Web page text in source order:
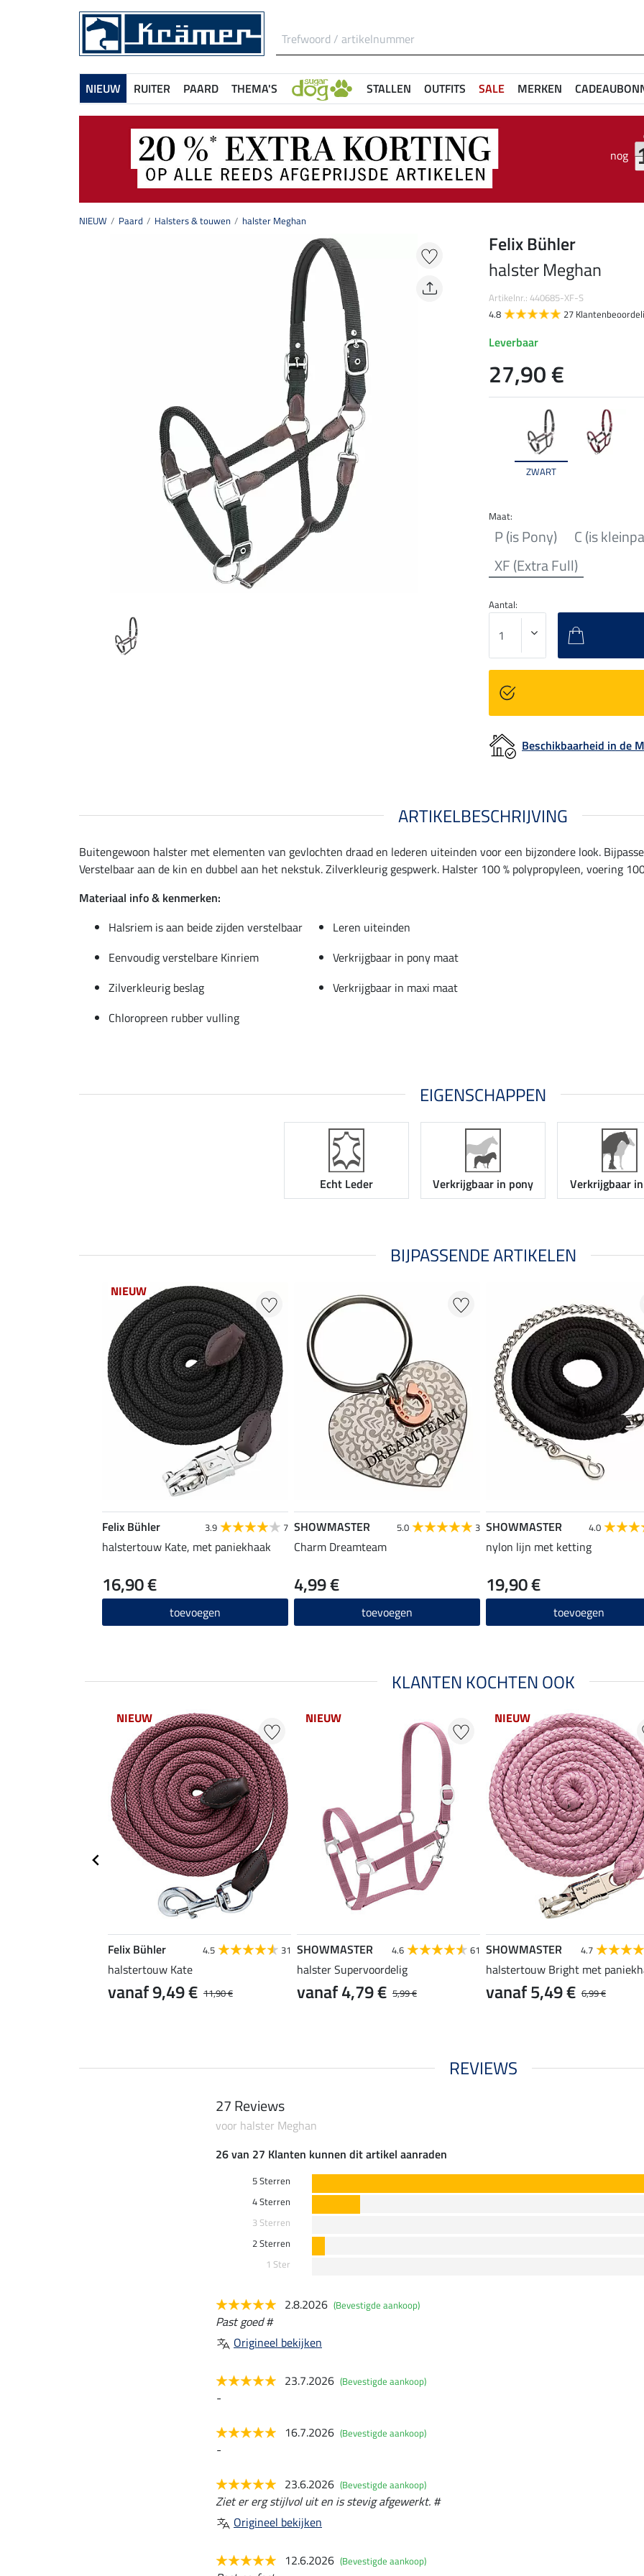
NIEUW RUITER PAARD THEMA'S STALLEN OUTFITS SALE MERKEN
nog
NIEUW Paard Halsters & touwen halster Meghan
ZWART
Maat:
P (is Pony) C (is
XF (Extra Full)
Felix Bühler
halster Meghan
Artikelnr.: 440685-XF-S
4.8
27
Leverbaar
27,90 €
Aantal:
Beschikbaarheid in de
ARTIKELBESCHRIJVING
Buitengewoon halster met elementen van gevlochten draad en lederen uiteinden voor een bijzondere look.
Verstelbaar aan de kin en dubbel aan het nekstuk. Zilverkleurig gespwerk. Halster 100 % polypropyleen, voering
Materiaal info & kenmerken:
Halsriem is aan beide zijden verstelbaar
Leren uiteinden
Eenvoudig verstelbare Kinriem
Verkrijgbaar in pony maat
Zilverkleurig beslag
Verkrijgbaar in maxi maat
Chloropreen rubber vulling
EIGENSCHAPPEN
Echt Leder Verkrijgbaar in pony Verkrijgbaar
BIJPASSENDE ARTIKELEN
NIEUW
Felix Bühler 3.9 7
halstertouw Kate, met paniekhaak
16,90 €
toevoegen
SHOWMASTER 5.0 3
Charm Dreamteam
4,99 €
toevoegen
SHOWMASTER 4.0
nylon lijn met ketting
19,90 €
toevoegen
KLANTEN KOCHTEN OOK
NIEUW
Felix Bühler 4.5 31
halstertouw Kate
11,90 €
vanaf 9,49 €
NIEUW
SHOWMASTER 4.6 61
halster Supervoordelig
5,99 €
vanaf 4,79 €
NIEUW
SHOWMASTER 4.7
halstertouw Bright met
6,99 €
vanaf 5,49 €
REVIEWS
27 Reviews
voor halster Meghan
26 van 27 Klanten kunnen dit artikel aanraden
5 Sterren
4 Sterren
3 Sterren
2 Sterren
1 Ster
2.8.2026 (Bevestigde aankoop)
Past goed #
Origineel bekijken
23.7.2026 (Bevestigde aankoop)
-
16.7.2026 (Bevestigde aankoop)
-
23.6.2026 (Bevestigde aankoop)
Ziet er erg stijlvol uit en is stevig afgewerkt. #
Origineel bekijken
12.6.2026 (Bevestigde aankoop)